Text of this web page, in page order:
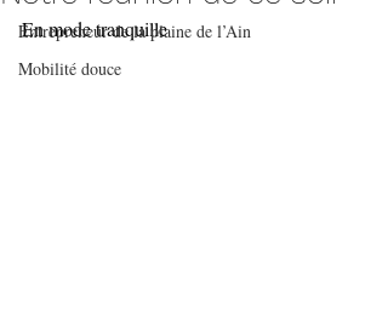
Entrepreneur de la plaine de l’Ain
Mobilité douce
En mode tranquille